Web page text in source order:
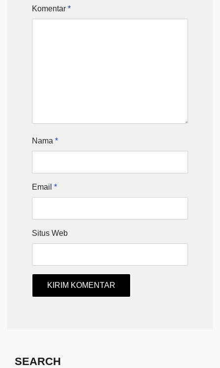
Komentar *
Nama *
Email *
Situs Web
SEARCH